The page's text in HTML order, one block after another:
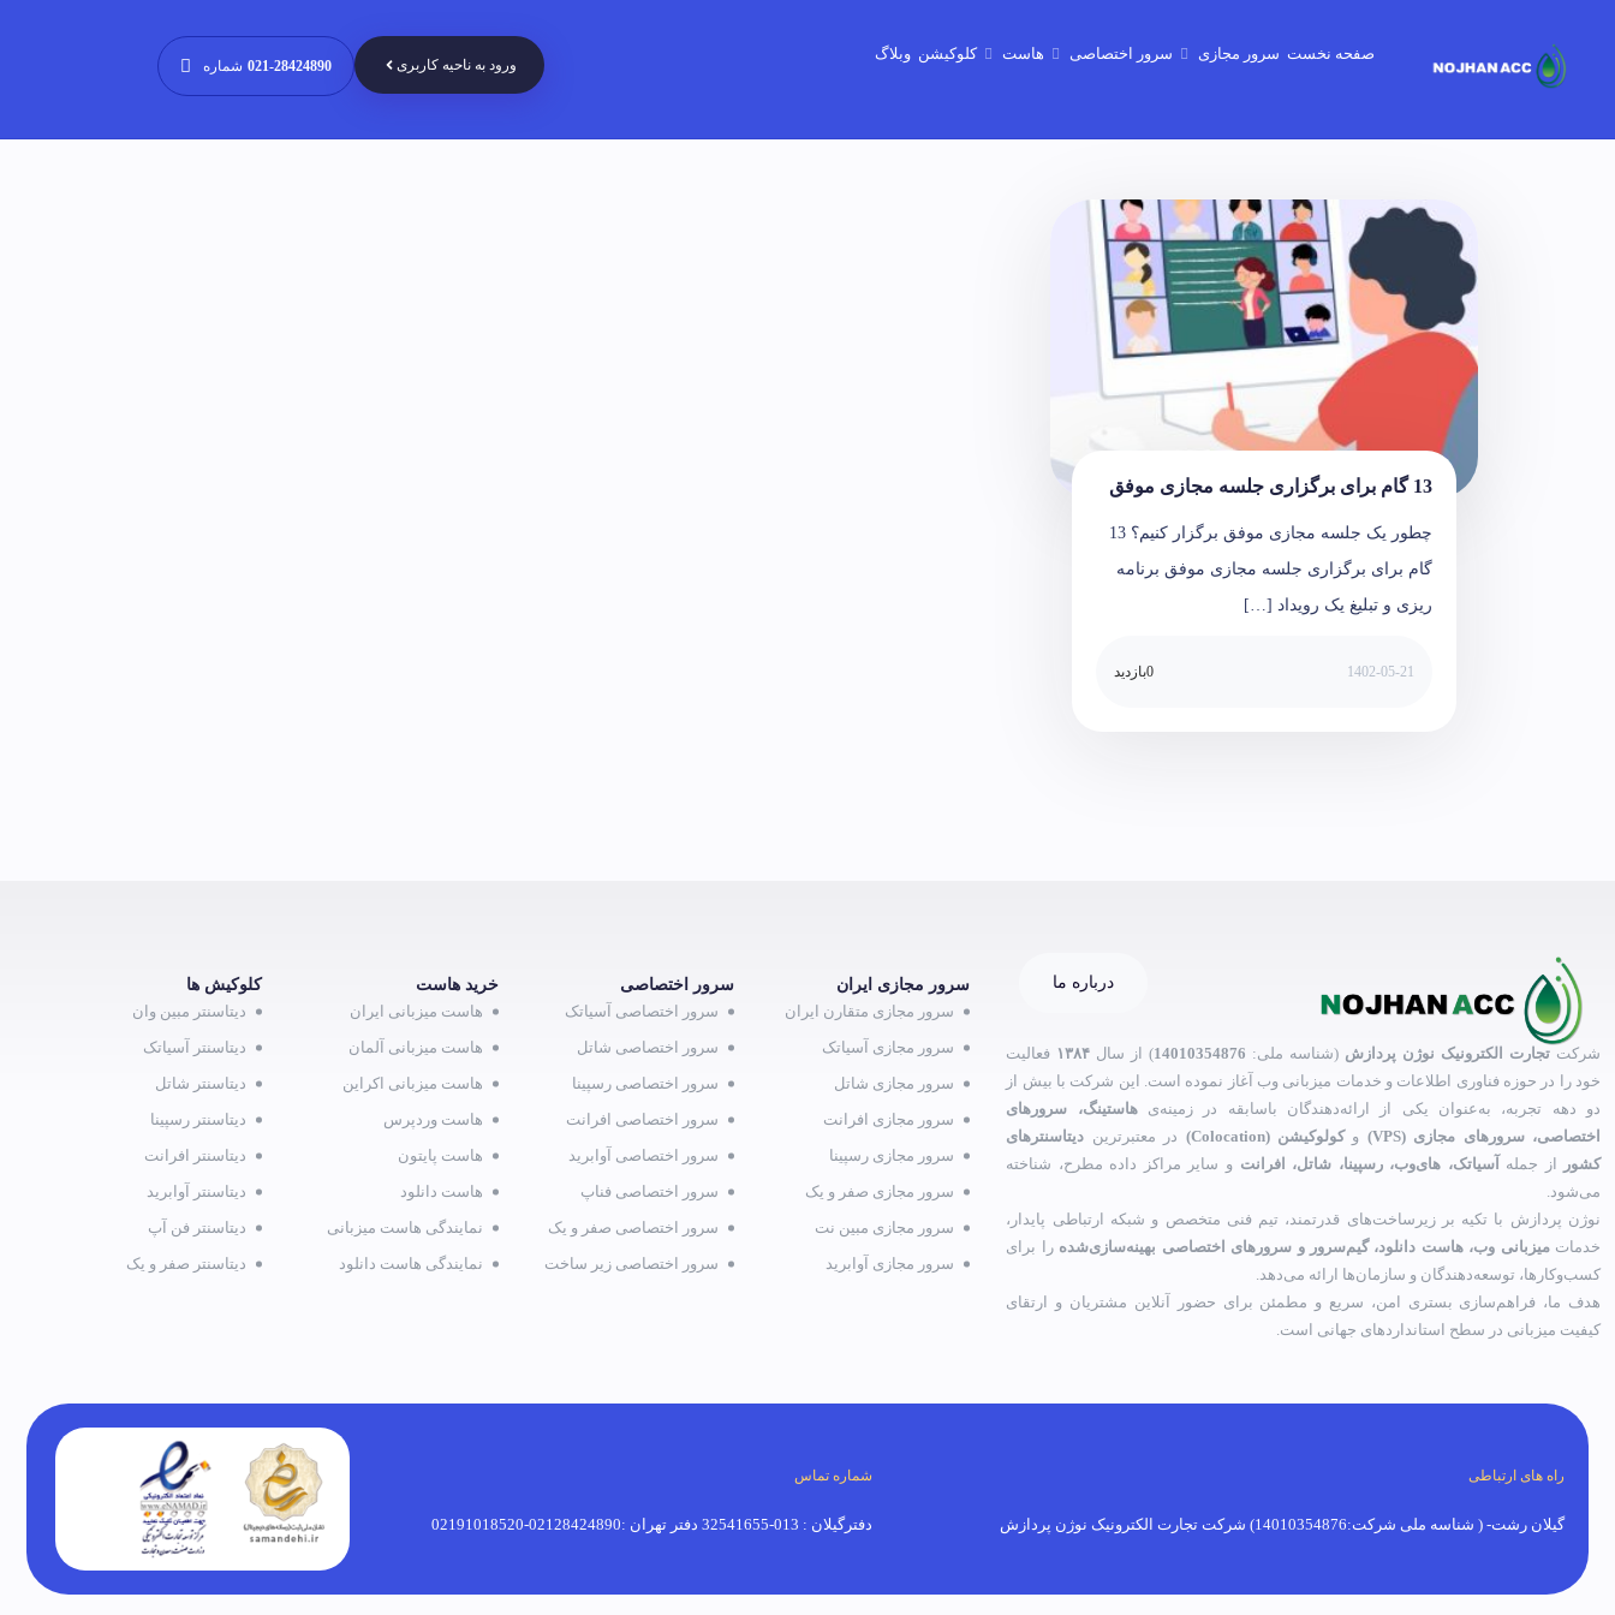
صفحه نخست سرور مجازی سرور اختصاصی هاست کلوکیشن وبلاگ
شماره 021-28424890 ورود به ناحیه کاربری
13 گام برای برگزاری جلسه مجازی موفق
چطور یک جلسه مجازی موفق برگزار کنیم؟ 13
گام برای برگزاری جلسه مجازی موفق برنامه
ریزی و تبلیغ یک رویداد […]
1402-05-21
0بازدید
درباره ما
شرکت تجارت الکترونیک نوژن پردازش (شناسه ملی: 14010354876) از سال ۱۳۸۴ فعالیت
خود را در حوزه فناوری اطلاعات و خدمات میزبانی وب آغاز نموده است. این شرکت با بیش از
دو دهه تجربه، به‌عنوان یکی از ارائه‌دهندگان باسابقه در زمینه‌یهاستینگ، سرورهای
اختصاصی، سرورهای مجازی (VPS)
وکولوکیشن (Colocation) در معتبرترین دیتاسنترهای
کشور
از جمله آسیاتک، های‌وب، رسپینا، شاتل، افرانت و سایر مراکز داده مطرح، شناخته
می‌شود.
نوژن پردازش با تکیه بر زیرساخت‌های قدرتمند، تیم فنی متخصص و شبکه ارتباطی پایدار،
خدماتمیزبانی وب، هاست دانلود، گیم‌سرور و سرورهای اختصاصی بهینه‌سازی‌شده را برای
کسب‌وکارها، توسعه‌دهندگان و سازمان‌ها ارائه می‌دهد.
هدف ما، فراهم‌سازی بستری امن، سریع و مطمئن برای حضور آنلاین مشتریان و ارتقای
کیفیت میزبانی در سطح استانداردهای جهانی است.
سرور مجازی ایران
سرور مجازی متقارن ایران
سرور مجازی آسیاتک
سرور مجازی شاتل
سرور مجازی افرانت
سرور مجازی رسپینا
سرور مجازی صفر و یک
سرور مجازی مبین نت
سرور مجازی آوابرید
سرور اختصاصی
سرور اختصاصی آسیاتک
سرور اختصاصی شاتل
سرور اختصاصی رسپینا
سرور اختصاصی افرانت
سرور اختصاصی آوابرید
سرور اختصاصی فناپ
سرور اختصاصی صفر و یک
سرور اختصاصی زیر ساخت
خرید هاست
هاست میزبانی ایران
هاست میزبانی آلمان
هاست میزبانی اکراین
هاست وردپرس
هاست پایتون
هاست دانلود
نمایندگی هاست میزبانی
نمایندگی هاست دانلود
کلوکیش ها
دیتاسنتر مبین وان
دیتاسنتر آسیاتک
دیتاسنتر شاتل
دیتاسنتر رسپینا
دیتاسنتر افرانت
دیتاسنتر آوابرید
دیتاسنتر فن آپ
دیتاسنتر صفر و یک
راه های ارتباطی
گیلان رشت- ( شناسه ملی شرکت:14010354876) شرکت تجارت الکترونیک نوژن پردازش
شماره تماس
دفترگیلان : 013-32541655 دفتر تهران :02128424890-02191018520